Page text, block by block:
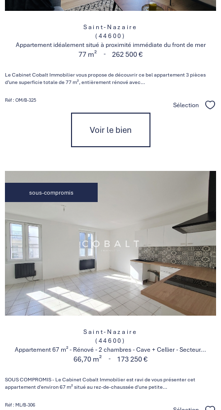
Saint-Nazaire
(44600)
Appartement idéalement situé à proximité immédiate du front de mer
77 m² - 262 500 €
Le Cabinet Cobalt Immobilier vous propose de découvrir ce bel appartement 3 pièces
d’une superficie totale de 77 m², entièrement rénové avec...
Réf : OM/B-325
Sélection
Voir le bien
sous-compromis
Saint-Nazaire
(44600)
Appartement 67 m² - Rénové - 2 chambres - Cave + Cellier - Secteur...
66,70 m² - 173 250 €
SOUS COMPROMIS - Le Cabinet Cobalt Immobilier est ravi de vous présenter cet
appartement d'environ 67 m² situé au rez-de-chaussée d'une petite...
Réf : ML/B-306